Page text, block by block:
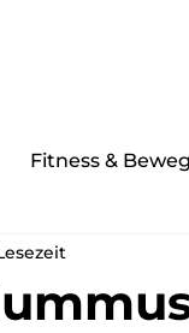
Fitness &